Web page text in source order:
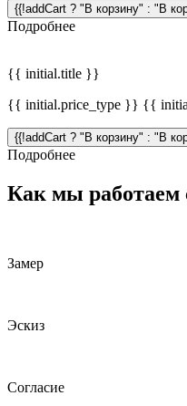
{{!addCart ? "В
Подробнее
{{ initial.title }}
{{ initial.price_type }} {{
{{!addCart ? "В
Подробнее
Как мы работаем
Замер
Эскиз
Согласие